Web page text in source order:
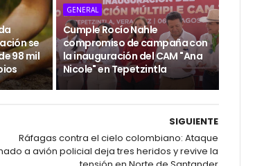
se
98 mil
GENERAL
Cumple Rocío Nahle
compromiso de campaña con
la inauguración del CAM "Ana
Nicole" en Tepetzintla
SIGUIENTE
Ráfagas contra el cielo colombiano: Ataque
a avión policial deja tres heridos y revive la